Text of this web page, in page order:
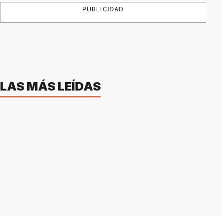
PUBLICIDAD
LAS MÁS LEÍDAS